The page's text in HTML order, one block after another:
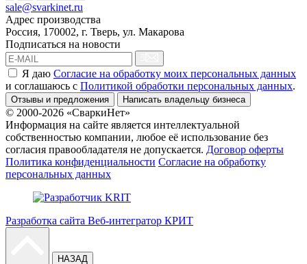
sale@svarkinet.ru
Адрес производства
Россия, 170002, г. Тверь, ул. Макарова
Подписаться на новости
Я даю Согласие на обработку моих персональных данных
и соглашаюсь c Политикой обработки персональных данных.
Отзывы и предложения Написать владельцу бизнеса
© 2000-2026 «СваркиНет»
Информация на сайте является интеллектуальной
собственностью компании, любое её использование без
согласия правообладателя не допускается. Договор оферты
Политика конфиденциальности Согласие на обработку
персональных данных
Разработка сайта Веб-интегратор КРИТ
НАЗАД